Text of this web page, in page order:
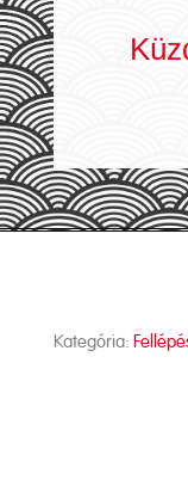
Kategória: